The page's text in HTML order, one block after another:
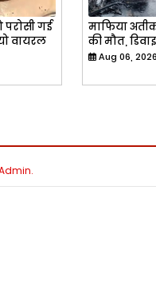
परोसी गई
वायरल
माफिया
की मौत,
Aug 06, 2026